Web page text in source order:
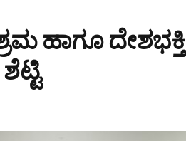
ಹಾಗೂ ದೇಶಭಕ್ತಿ